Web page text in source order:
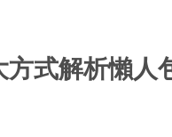
式解析懶人